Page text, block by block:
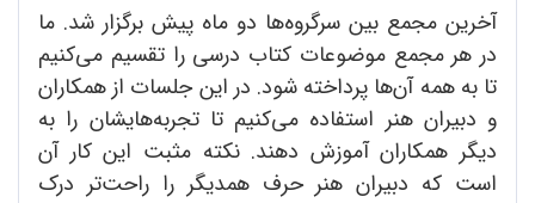
آخرین مجمع بین سرگروه‌ها دو ماه پیش برگزار شد. ما
در هر مجمع موضوعات کتاب درسی را تقسیم می‌کنیم
تا به همه آن‌ها پرداخته شود. در این جلسات از همکاران
و دبیران هنر استفاده می‌کنیم تا تجربه‌ها‌یشان را به
دیگر همکاران آموزش دهند. نکته مثبت این کار آن
است که دبیران هنر حرف همدیگر را راحت‌تر درک